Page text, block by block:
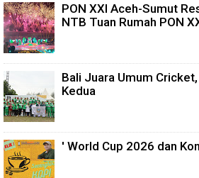
PON XXI Aceh-Sumut
NTB Tuan Rumah PON
Bali Juara Umum
Kedua
' World Cup 2026 dan